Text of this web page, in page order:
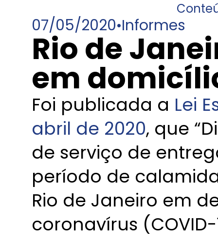
07/05/2020•Informes
Rio de
em
Foi publicada a Lei
abril de 2020, que
de serviço de
período de
Rio de Janeiro em
coronavírus (COVID-